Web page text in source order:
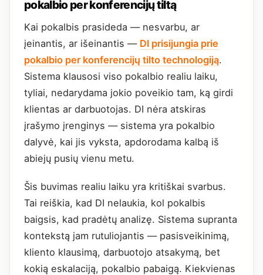
pokalbio per konferencijų tiltą
Kai pokalbis prasideda — nesvarbu, ar
įeinantis, ar išeinantis — DI prisijungia prie
pokalbio per konferencijų tilto technologiją.
Sistema klausosi viso pokalbio realiu laiku,
tyliai, nedarydama jokio poveikio tam, ką girdi
klientas ar darbuotojas. DI nėra atskiras
įrašymo įrenginys — sistema yra pokalbio
dalyvė, kai jis vyksta, apdorodama kalbą iš
abiejų pusių vienu metu.
Šis buvimas realiu laiku yra kritiškai svarbus.
Tai reiškia, kad DI nelaukia, kol pokalbis
baigsis, kad pradėtų analizę. Sistema supranta
kontekstą jam rutuliojantis — pasisveikinimą,
kliento klausimą, darbuotojo atsakymą, bet
kokią eskalaciją, pokalbio pabaigą. Kiekvienas